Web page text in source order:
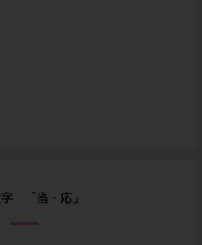
「当・応」